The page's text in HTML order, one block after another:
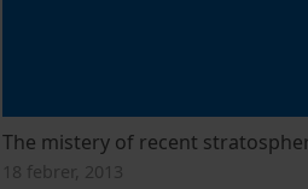
The mistery of recent
18 febrer, 2013